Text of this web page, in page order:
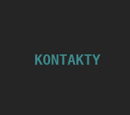
KONTAKTY